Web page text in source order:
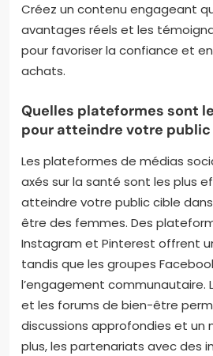
Créez un contenu engageant
avantages réels et les
pour favoriser la confiance et
achats.
Quelles plateformes sont
pour atteindre votre public
Les plateformes de médias
axés sur la santé sont les plus
atteindre votre public cible
être des femmes. Des
Instagram et Pinterest offrent
tandis que les groupes
l’engagement communautaire.
et les forums de bien-être
discussions approfondies et un
plus, les partenariats avec des